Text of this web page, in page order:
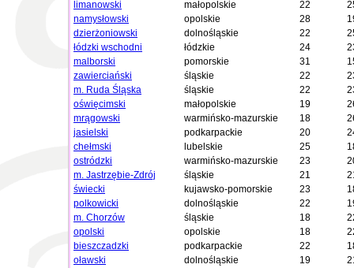
limanowski małopolskie 22
namysłowski
opolskie 28
dzierżoniowski
dolnośląskie 22
łódzki wschodni
łódzkie 24
malborski
pomorskie 31
zawierciański
śląskie 22
m. Ruda Śląska
śląskie 22
oświęcimski
małopolskie 19
mrągowski
warmińsko-mazurskie 18
jasielski
podkarpackie 20
chełmski
lubelskie 25
ostródzki
warmińsko-mazurskie 23
m. Jastrzębie-Zdrój
śląskie 21
świecki
kujawsko-pomorskie 23
polkowicki
dolnośląskie 22
m. Chorzów
śląskie 18
opolski
opolskie 18
bieszczadzki
podkarpackie 22
oławski
dolnośląskie 19